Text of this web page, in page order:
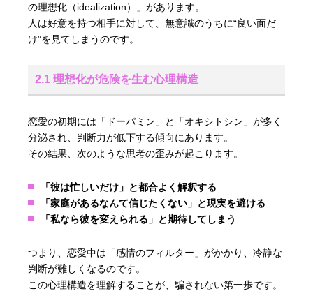
の理想化（idealization）」があります。
人は好意を持つ相手に対して、無意識のうちに“良い面だ
け”を見てしまうのです。
2.1 理想化が危険を生む心理構造
恋愛の初期には「ドーパミン」と「オキシトシン」が多く
分泌され、判断力が低下する傾向にあります。
その結果、次のような思考の歪みが起こります。
「彼は忙しいだけ」と都合よく解釈する
「家庭があるなんて信じたくない」と現実を避ける
「私なら彼を変えられる」と期待してしまう
つまり、恋愛中は「感情のフィルター」がかかり、冷静な
判断が難しくなるのです。
この心理構造を理解することが、騙されない第一歩です。